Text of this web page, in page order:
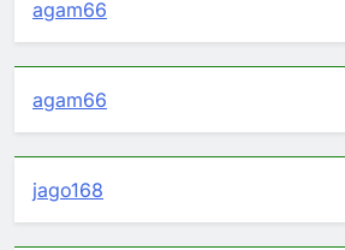
agam66
agam66
jago168